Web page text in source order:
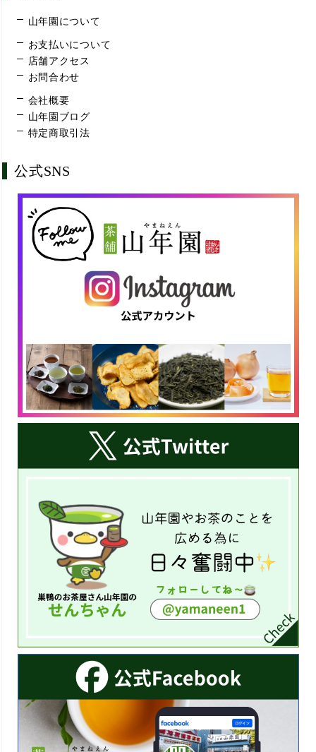
山年園について
お支払いについて
店舗アクセス
お問合わせ
会社概要
山年園ブログ
特定商取引法
公式SNS